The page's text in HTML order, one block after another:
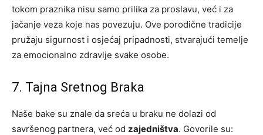
tokom praznika nisu samo prilika za proslavu, već i za
jačanje veza koje nas povezuju. Ove porodične tradicije
pružaju sigurnost i osjećaj pripadnosti, stvarajući temelje
za emocionalno zdravlje svake osobe.
7. Tajna Sretnog Braka
Naše bake su znale da sreća u braku ne dolazi od
savršenog partnera, već od zajedništva. Govorile su: